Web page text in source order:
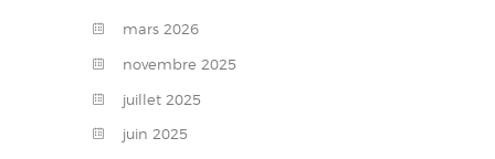
mars 2026
novembre 2025
juillet 2025
juin 2025